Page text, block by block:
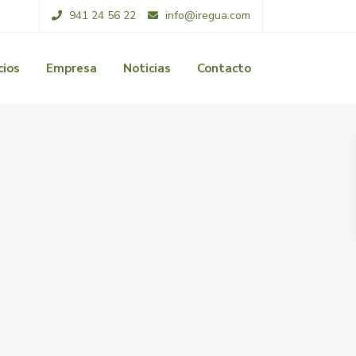
941 24 56 22 info@iregua.com
Empresa Noticias Contacto